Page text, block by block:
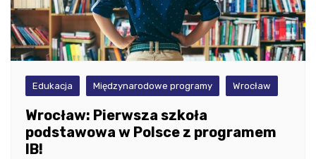
Edukacja Międzynarodowe programy Wrocław
Wrocław: Pierwsza szkoła
podstawowa w Polsce z programem
IB!